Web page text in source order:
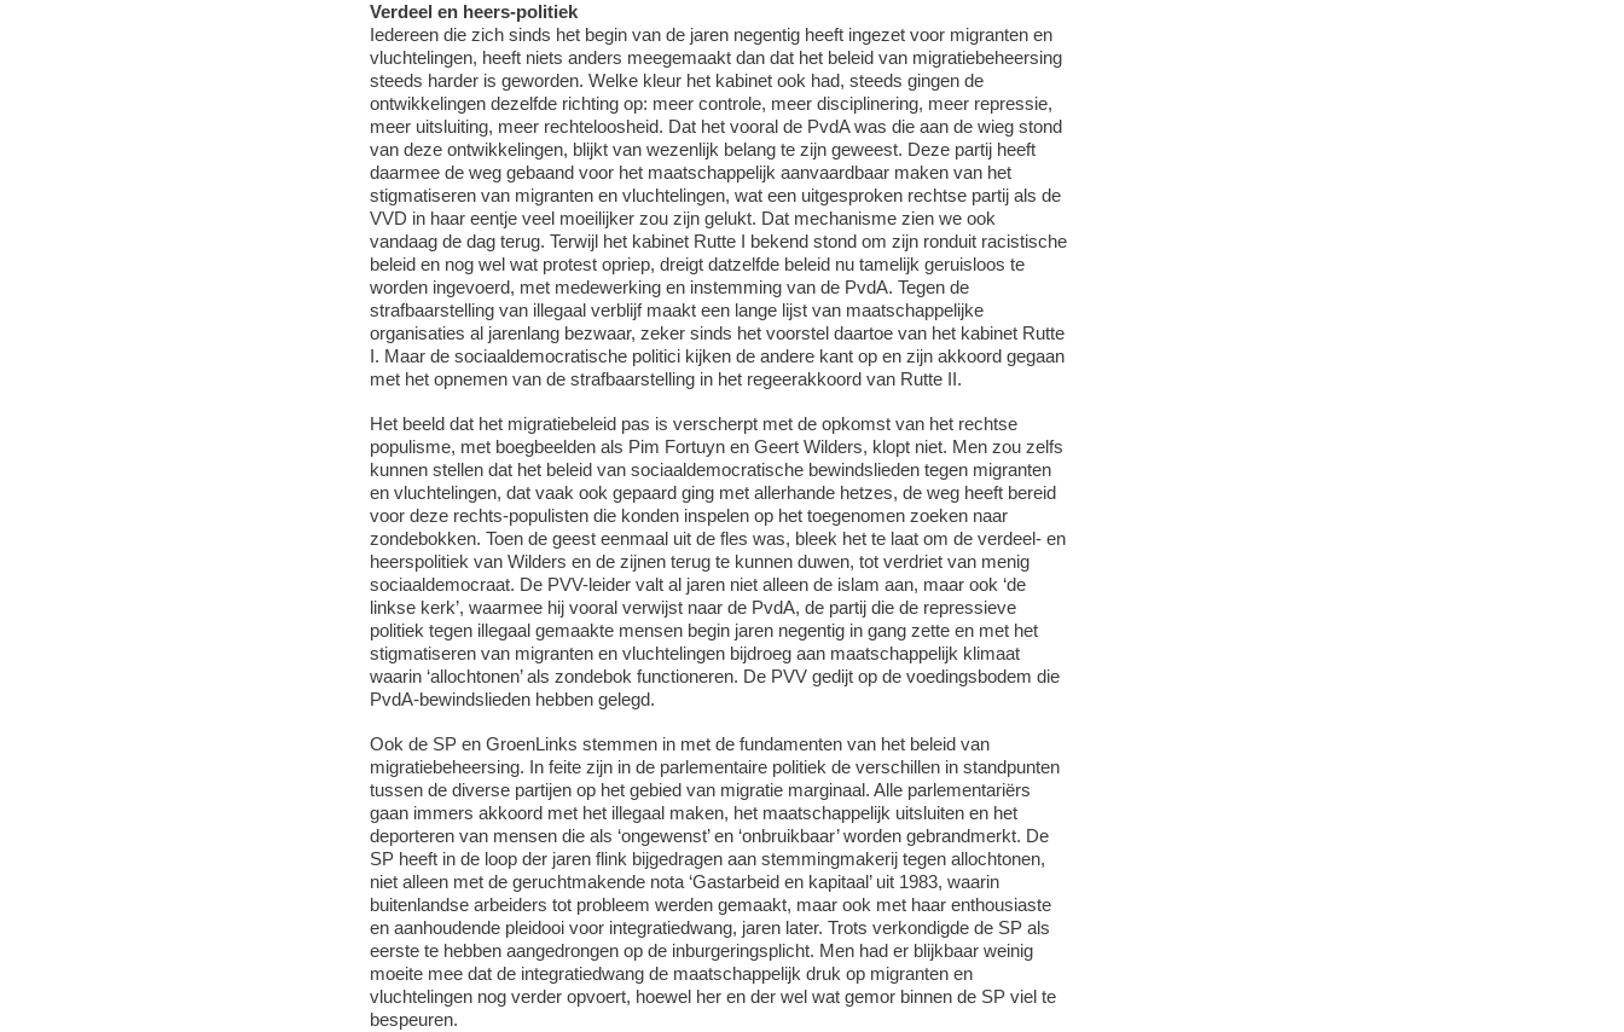
Verdeel en heers-politiek
Iedereen die zich sinds het begin van de jaren negentig heeft ingezet voor migranten en
vluchtelingen, heeft niets anders meegemaakt dan dat het beleid van migratiebeheersing
steeds harder is geworden. Welke kleur het kabinet ook had, steeds gingen de
ontwikkelingen dezelfde richting op: meer controle, meer disciplinering, meer repressie,
meer uitsluiting, meer rechteloosheid. Dat het vooral de PvdA was die aan de wieg stond
van deze ontwikkelingen, blijkt van wezenlijk belang te zijn geweest. Deze partij heeft
daarmee de weg gebaand voor het maatschappelijk aanvaardbaar maken van het
stigmatiseren van migranten en vluchtelingen, wat een uitgesproken rechtse partij als de
VVD in haar eentje veel moeilijker zou zijn gelukt. Dat mechanisme zien we ook
vandaag de dag terug. Terwijl het kabinet Rutte I bekend stond om zijn ronduit racistische
beleid en nog wel wat protest opriep, dreigt datzelfde beleid nu tamelijk geruisloos te
worden ingevoerd, met medewerking en instemming van de PvdA. Tegen de
strafbaarstelling van illegaal verblijf maakt een lange lijst van maatschappelijke
organisaties al jarenlang bezwaar, zeker sinds het voorstel daartoe van het kabinet Rutte
I. Maar de sociaaldemocratische politici kijken de andere kant op en zijn akkoord gegaan
met het opnemen van de strafbaarstelling in het regeerakkoord van Rutte II.
Het beeld dat het migratiebeleid pas is verscherpt met de opkomst van het rechtse
populisme, met boegbeelden als Pim Fortuyn en Geert Wilders, klopt niet. Men zou zelfs
kunnen stellen dat het beleid van sociaaldemocratische bewindslieden tegen migranten
en vluchtelingen, dat vaak ook gepaard ging met allerhande hetzes, de weg heeft bereid
voor deze rechts-populisten die konden inspelen op het toegenomen zoeken naar
zondebokken. Toen de geest eenmaal uit de fles was, bleek het te laat om de verdeel- en
heerspolitiek van Wilders en de zijnen terug te kunnen duwen, tot verdriet van menig
sociaaldemocraat. De PVV-leider valt al jaren niet alleen de islam aan, maar ook ‘de
linkse kerk’, waarmee hij vooral verwijst naar de PvdA, de partij die de repressieve
politiek tegen illegaal gemaakte mensen begin jaren negentig in gang zette en met het
stigmatiseren van migranten en vluchtelingen bijdroeg aan maatschappelijk klimaat
waarin ‘allochtonen’ als zondebok functioneren. De PVV gedijt op de voedingsbodem die
PvdA-bewindslieden hebben gelegd.
Ook de SP en GroenLinks stemmen in met de fundamenten van het beleid van
migratiebeheersing. In feite zijn in de parlementaire politiek de verschillen in standpunten
tussen de diverse partijen op het gebied van migratie marginaal. Alle parlementariërs
gaan immers akkoord met het illegaal maken, het maatschappelijk uitsluiten en het
deporteren van mensen die als ‘ongewenst’ en ‘onbruikbaar’ worden gebrandmerkt. De
SP heeft in de loop der jaren flink bijgedragen aan stemmingmakerij tegen allochtonen,
niet alleen met de geruchtmakende nota ‘Gastarbeid en kapitaal’ uit 1983, waarin
buitenlandse arbeiders tot probleem werden gemaakt, maar ook met haar enthousiaste
en aanhoudende pleidooi voor integratiedwang, jaren later. Trots verkondigde de SP als
eerste te hebben aangedrongen op de inburgeringsplicht. Men had er blijkbaar weinig
moeite mee dat de integratiedwang de maatschappelijk druk op migranten en
vluchtelingen nog verder opvoert, hoewel her en der wel wat gemor binnen de SP viel te
bespeuren.